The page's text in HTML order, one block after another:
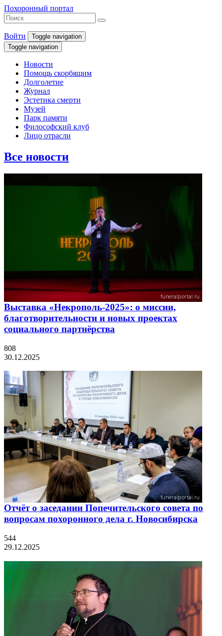
Похоронный портал
Войти
Toggle navigation
Toggle navigation
Новости
Помощь скорбящим
Долголетие
Журнал
Эстетика смерти
Музей
Парк памяти
Философский клуб
Лицо отрасли
Все новости
Выставка «Некрополь-2025»: о миссии,
благотворительности и новых проектах
социального партнёрства
808
30.12.2025
Отчёт о заседании Попечительского совета по
вопросам похоронного дела г. Новосибирска
544
29.12.2025